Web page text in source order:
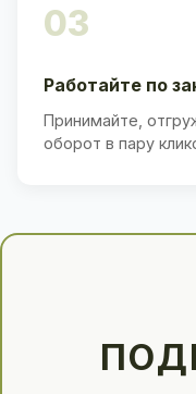
03
Работайте по
Принимайте,
оборот в пару